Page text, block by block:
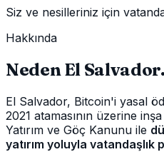
Siz ve nesilleriniz için
Hakkında
Neden El Salvador.
El Salvador, Bitcoin'i yasal
2021 atamasının üzerine
Yatırım ve Göç Kanunu ile
yatırım yoluyla vatandaşlık